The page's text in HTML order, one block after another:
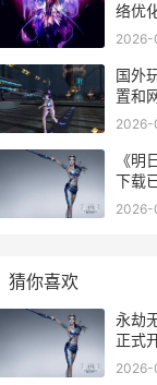
络优
贺新
2026-
国外
置和
方舟
际服
2026-
《明
下载
地英
2026-
猜你喜欢
永劫
正式
动
2026-